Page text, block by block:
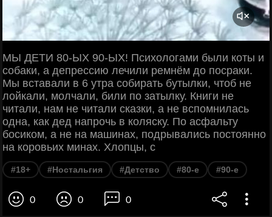
МЫ ДЕТИ 80-ЫХ 90-ЫХ! Психологами были коты и
собаки, а депрессию лечили ремнём до посраки.
Мы вставали в 6 утра собирать бутылки, чтоб не
лойкали, молчали, били по затылку. Книги не
читали, нам не читали сказки, а не вспомнилась
одна, как дед напрочь в коляску. По асфальту
босиком, а не на машинах, подрывались постоянно
на коровьих минах. Хлопцы, с
#18+ #Ностальгия #Детство #80-е #90-е
0 0 0